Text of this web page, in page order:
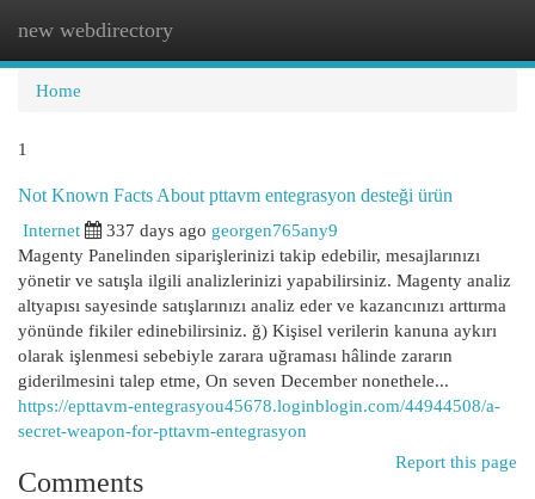
new webdirectory
Home
1
Not Known Facts About pttavm entegrasyon desteği ürün
Internet
337 days ago georgen765any9
Magenty Panelinden siparişlerinizi takip edebilir, mesajlarınızı
yönetir ve satışla ilgili analizlerinizi yapabilirsiniz. Magenty analiz
altyapısı sayesinde satışlarınızı analiz eder ve kazancınızı arttırma
yönünde fikiler edinebilirsiniz. ğ) Kişisel verilerin kanuna aykırı
olarak işlenmesi sebebiyle zarara uğraması hâlinde zararın
giderilmesini talep etme, On seven December nonethele...
https://epttavm-entegrasyou45678.loginblogin.com/44944508/a-
secret-weapon-for-pttavm-entegrasyon
Report this page
Comments